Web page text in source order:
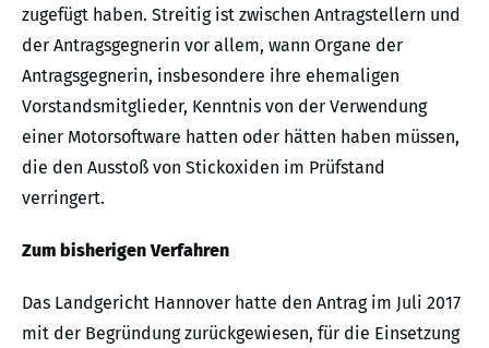
zugefügt haben. Streitig ist zwischen Antragstellern und
der Antragsgegnerin vor allem, wann Organe der
Antragsgegnerin, insbesondere ihre ehemaligen
Vorstandsmitglieder, Kenntnis von der Verwendung
einer Motorsoftware hatten oder hätten haben müssen,
die den Ausstoß von Stickoxiden im Prüfstand
verringert.
Zum bisherigen Verfahren
Das Landgericht Hannover hatte den Antrag im Juli 2017
mit der Begründung zurückgewiesen, für die Einsetzung